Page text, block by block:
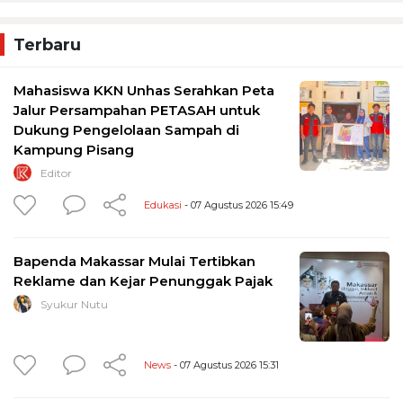
Terbaru
Mahasiswa KKN Unhas Serahkan Peta
Jalur Persampahan PETASAH untuk
Dukung Pengelolaan Sampah di
Kampung Pisang
Editor
Edukasi - 07 Agustus 2026 15:49
Bapenda Makassar Mulai Tertibkan
Reklame dan Kejar Penunggak Pajak
Syukur Nutu
News - 07 Agustus 2026 15:31